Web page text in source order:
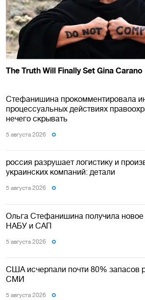
Стефанишина прокомментировала
процессуальных действиях
нечего скрывать
5 августа 2026
россия разрушает логистику и
украинских компаний: детали
5 августа 2026
Ольга Стефанишина получила новое
НАБУ и САП
5 августа 2026
США исчерпали почти 80% запасов
СМИ
5 августа 2026